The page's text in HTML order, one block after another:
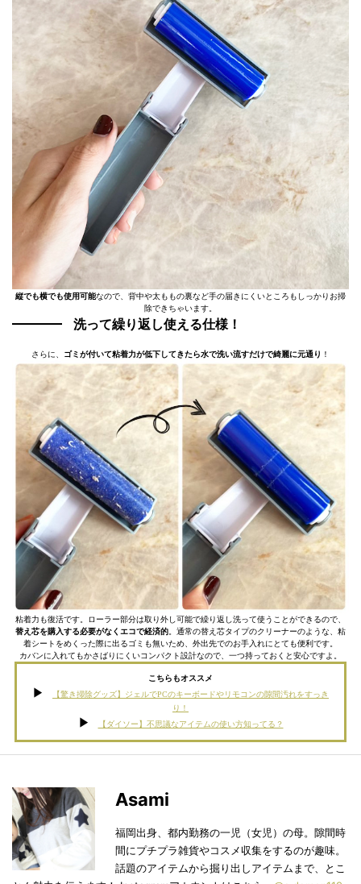
縦でも横でも使用可能なので、背中や太ももの裏など手の届きにくいところもしっかりお掃
除できちゃいます。
洗って繰り返し使える仕様！
さらに、 ゴミが付いて粘着力が低下してきたら水で洗い流すだけで綺麗に元通り ！
粘着力も復活です。ローラー部分は取り外し可能で繰り返し洗って使うことができるので、
替え芯を購入する必要がなくエコで経済的 。通常の替え芯タイプのクリーナーのような、粘
着シートをめくった際に出るゴミも無いため、外出先でのお手入れにとても便利です。
カバンに入れてもかさばりにくいコンパクト設計なので、一つ持っておくと安心ですよ。
こちらもオススメ
【驚き掃除グッズ】ジェルでPCのキーボードやリモコンの隙間汚れをすっき
り！
【ダイソー】不思議なアイテムの使い方知ってる？
Asami
福岡出身、都内勤務の一児（女児）の母。隙間時
間にプチプラ雑貨やコスメ収集をするのが趣味。
話題のアイテムから掘り出しアイテムまで、とこ